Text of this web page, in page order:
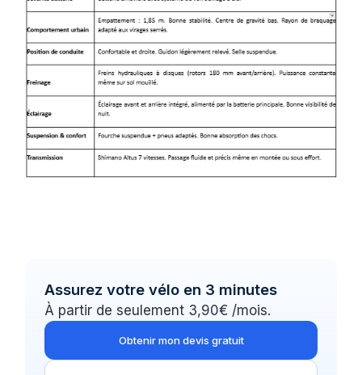
Assurez votre vélo en 3 minutes
À partir de seulement 3,90€ /mois.
Obtenir mon devis gratuit